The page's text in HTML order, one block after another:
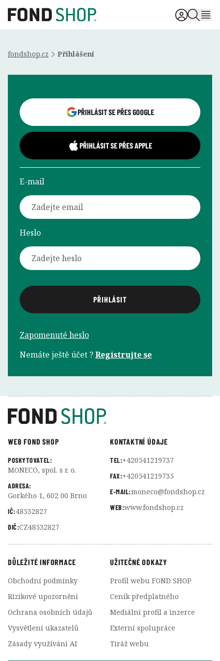
fondshop.cz Přihlášení
PŘIHLÁSIT SE PŘES GOOGLE
PŘIHLÁSIT SE PŘES APPLE
E-mail
Heslo
Zapomenuté heslo
Nemáte ještě účet ?Registrujte se
WEB FOND SHOP
POSKYTOVATEL:
MONECO, spol. s r. o.
ADRESA:
Gorkého 1, 602 00 Brno
IČ:48532827
DIČ:CZ48532827
KONTAKTNÍ ÚDAJE
TEL:+420541219737
FAX:+420541219735
E-MAIL:moneco@fondshop.cz
WEB:www.fondshop.cz
DŮLEŽITÉ INFORMACE
Obchodní podmínky
Rizikové upozornění
Ochrana osobních údajů
Vysvětlení ukazatelů
Zásady využívání AI
UŽITEČNÉ ODKAZY
Profil webu FOND SHOP
Ceník předplatného
Mediální profil a inzerce
Externí spolupráce
Tiráž webu